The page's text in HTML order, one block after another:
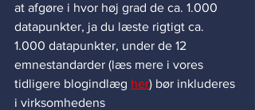
at afgøre i hvor høj grad de ca. 1.000
datapunkter, ja du læste rigtigt ca.
1.000 datapunkter, under de 12
emnestandarder (læs mere i vores
tidligere blogindlæg her) bør inkluderes
i virksomhedens